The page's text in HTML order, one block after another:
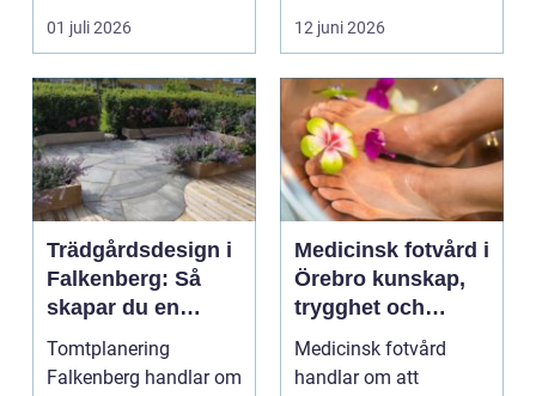
genom lokalen,
påverkar ...
01 juli 2026
monterin...
12 juni 2026
Trädgårdsdesign i
Falkenberg: Så
skapar du en
genomtänkt
trädgård som
Tomtplanering
Falkenberg handlar om
Medicinsk fotvård i
Örebro kunskap,
trygghet och
vardagskomfort
Medicinsk fotvård
handlar om att